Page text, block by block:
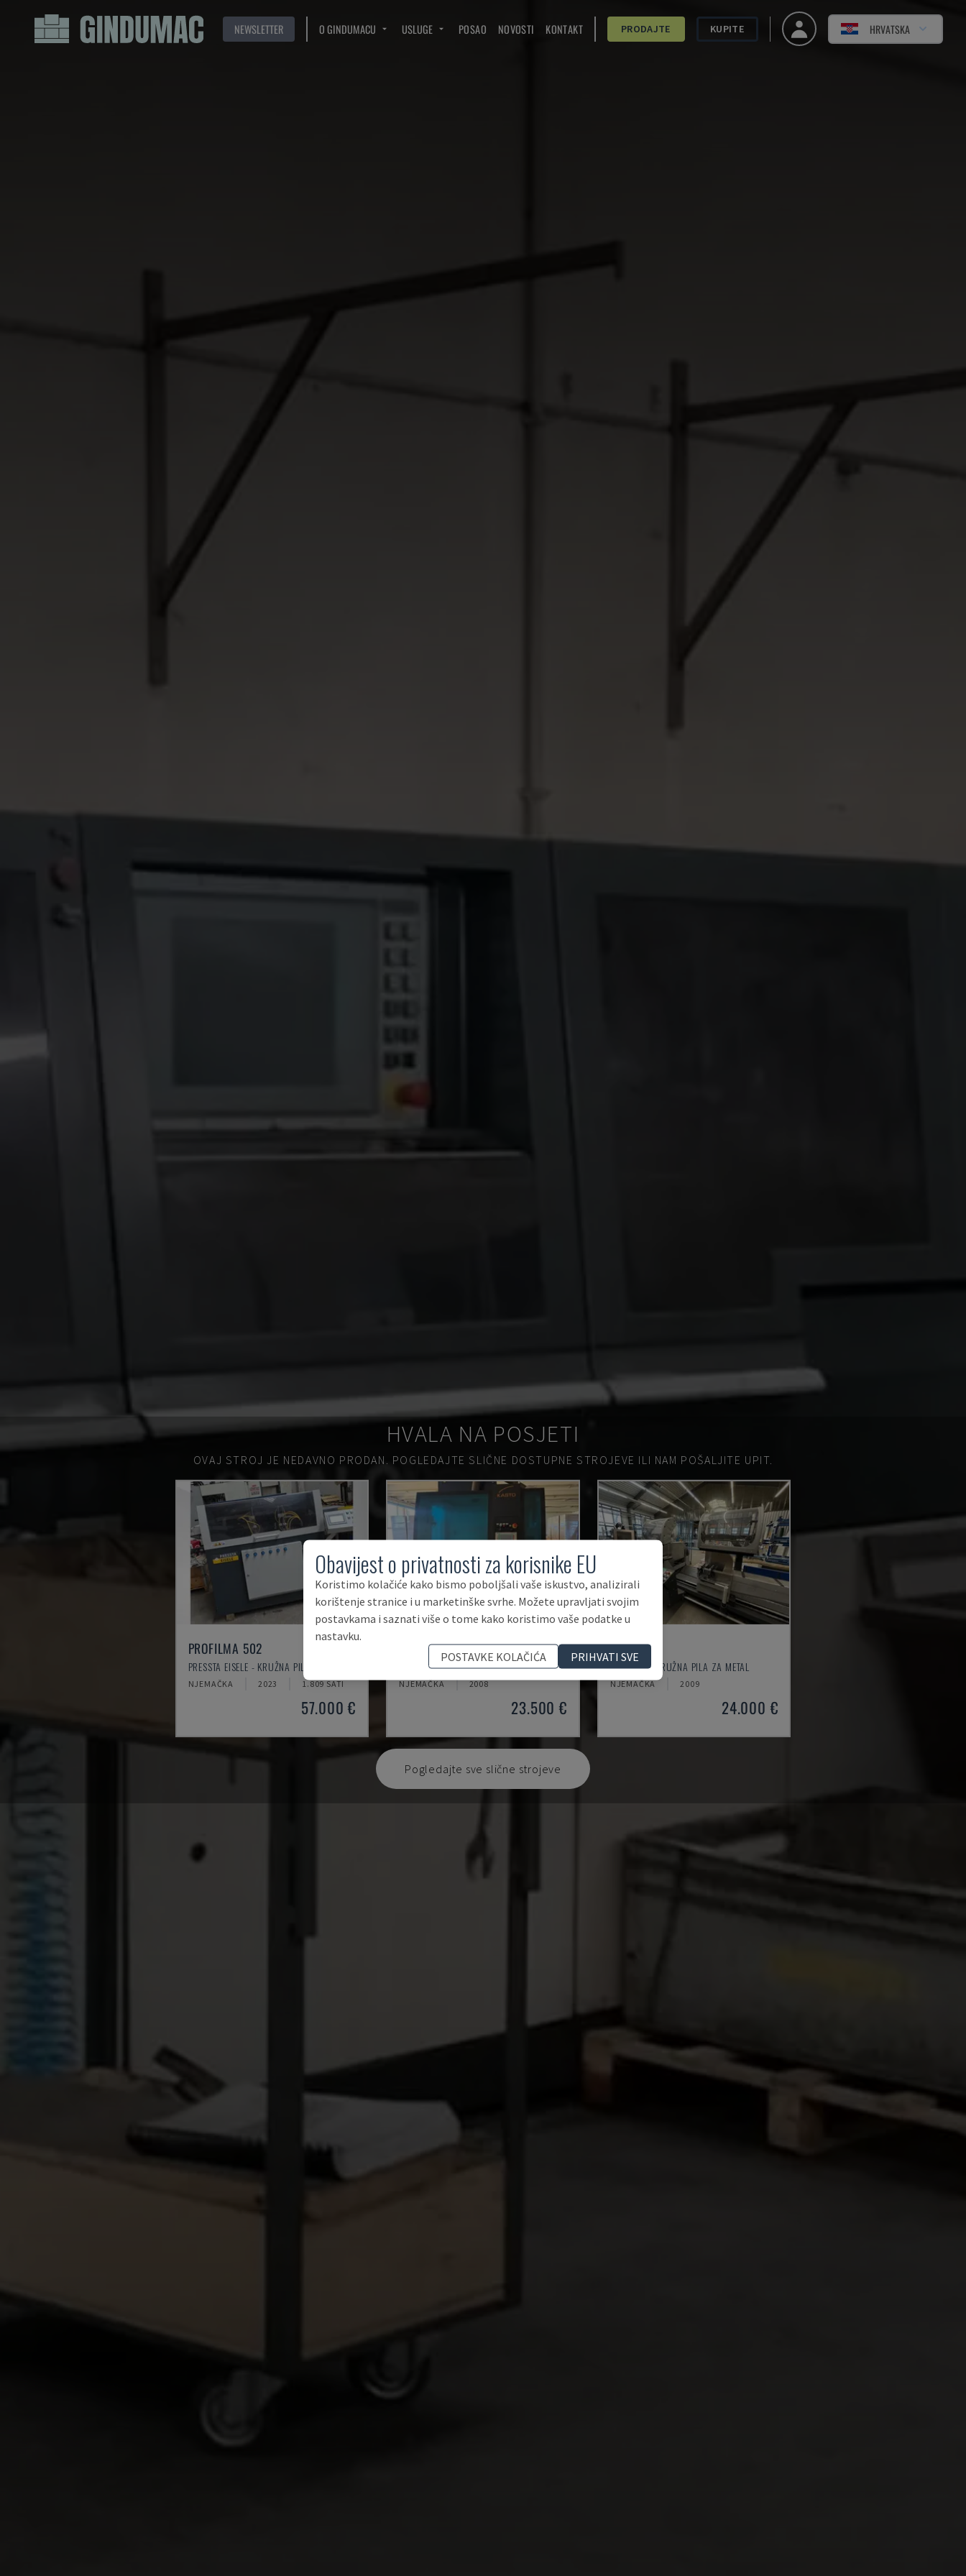
NEWSLETTER O GINDUMACU USLUGE POSAO NOVOSTI KONTAKT PRODAJTE KUPITE HRVATSKA
HVALA NA POSJETI
OVAJ STROJ JE NEDAVNO PRODAN. POGLEDAJTE SLIČNE DOSTUPNE STROJEVE ILI NAM POŠALJITE UPIT.
PROFILMA 502
PRESSTA EISELE - KRUŽNA PILA ZA METAL
NJEMAČKA 2023 1.809 SATI
57.000 €
KASTOSPEED C 9
KASTO - KRUŽNA PILA ZA METAL
NJEMAČKA 2008
23.500 €
PDG E CUT
SCHÜCO - KRUŽNA PILA ZA METAL
NJEMAČKA 2009
24.000 €
Pogledajte sve slične strojeve
Obavijest o privatnosti za korisnike EU
Koristimo kolačiće kako bismo poboljšali vaše iskustvo, analizirali
korištenje stranice i u marketinške svrhe. Možete upravljati svojim
postavkama i saznati više o tome kako koristimo vaše podatke u
nastavku.
POSTAVKE KOLAČIĆA
PRIHVATI SVE